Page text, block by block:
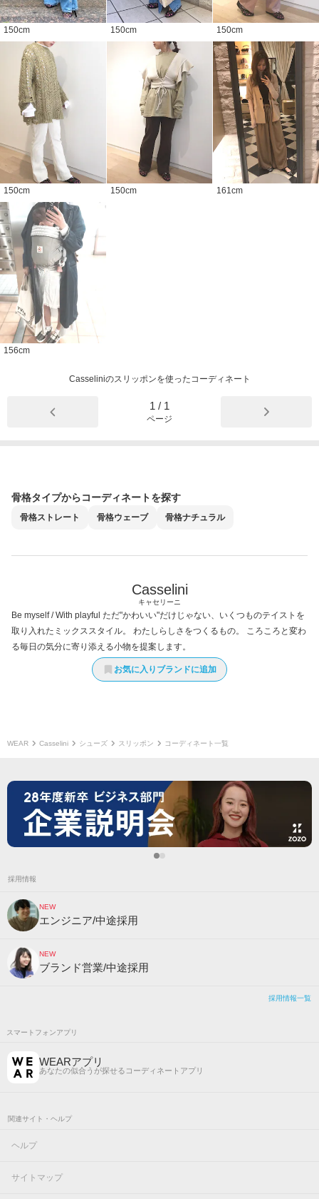
150cm 150cm 150cm
150cm 150cm 161cm
156cm
Casseliniのスリッポンを使ったコーディネート
1 / 1
ページ
骨格タイプからコーディネートを探す
骨格ストレート 骨格ウェーブ 骨格ナチュラル
Casselini
キャセリーニ
Be myself / With playful ただ"かわいい"だけじゃない、いくつものテイストを
取り入れたミックススタイル。 わたしらしさをつくるもの。 ころころと変わ
る毎日の気分に寄り添える小物を提案します。
お気に入りブランドに追加
WEAR Casselini シューズ スリッポン コーディネート一覧
採用情報
NEW
エンジニア/中途採用
NEW
ブランド営業/中途採用
採用情報一覧
スマートフォンアプリ
WEARアプリ
あなたの似合うが探せるコーディネートアプリ
関連サイト・ヘルプ
ヘルプ
サイトマップ